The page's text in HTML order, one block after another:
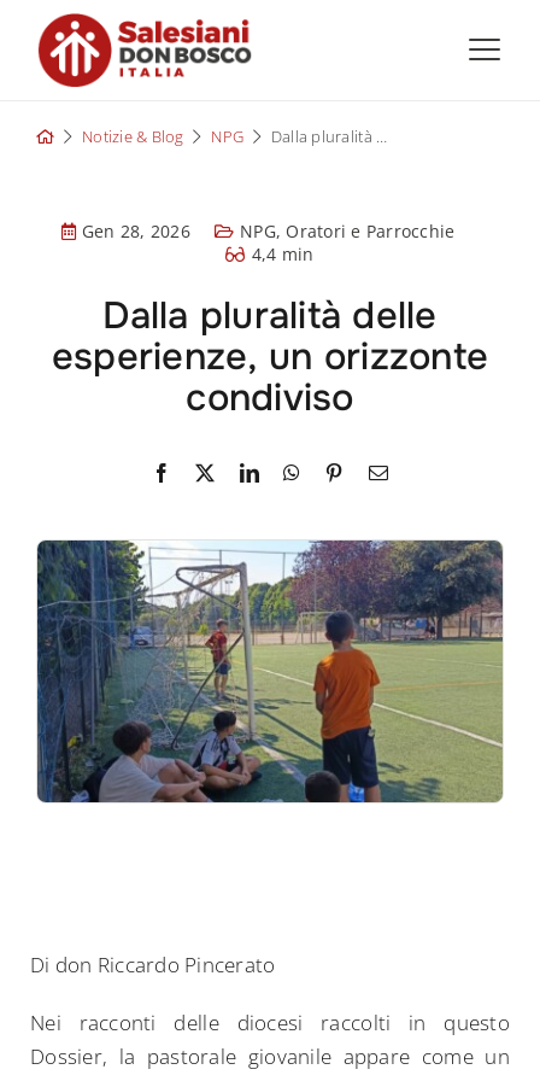
content
Notizie & Blog NPG Dalla pluralità delle esperienze, un orizzonte condiviso
Gen 28, 2026 NPG, Oratori e Parrocchie
4,4 min
Dalla pluralità delle
esperienze, un orizzonte
condiviso
Di don Riccardo Pincerato
Nei racconti delle diocesi raccolti in questo
Dossier, la pastorale giovanile appare come un